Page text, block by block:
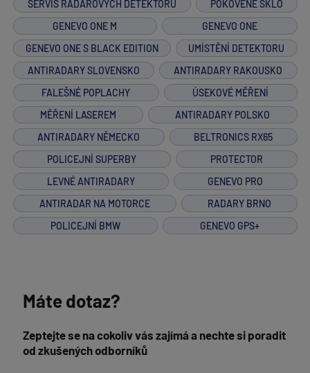
SERVIS RADAROVÝCH DETEKTORŮ
POKOVENÉ SKLO
GENEVO ONE M
GENEVO ONE
GENEVO ONE S BLACK EDITION
UMÍSTĚNÍ DETEKTORU
ANTIRADARY SLOVENSKO
ANTIRADARY RAKOUSKO
FALEŠNÉ POPLACHY
ÚSEKOVÉ MĚŘENÍ
MĚŘENÍ LASEREM
ANTIRADARY POLSKO
ANTIRADARY NĚMECKO
BELTRONICS RX65
POLICEJNÍ SUPERBY
PROTECTOR
LEVNÉ ANTIRADARY
GENEVO PRO
ANTIRADAR NA MOTORCE
RADARY BRNO
POLICEJNÍ BMW
GENEVO GPS+
Máte dotaz?
Zeptejte se na cokoliv vás zajímá a nechte si poradit
od zkušených odborníků